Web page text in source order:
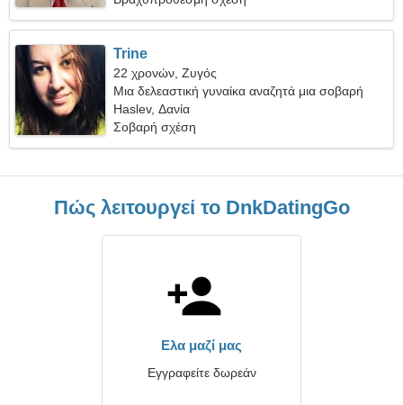
Trine
22 χρονών, Ζυγός
Μια δελεαστική γυναίκα αναζητά μια σοβαρή
σχέση
Haslev, Δανία
Σοβαρή σχέση
Πώς λειτουργεί το DnkDatingGo
Ελα μαζί μας
Εγγραφείτε δωρεάν